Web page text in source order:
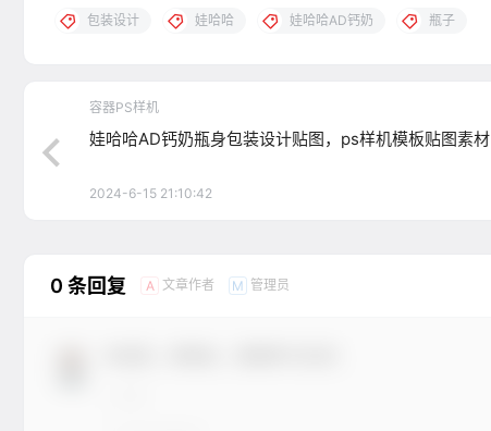
包装设计 娃哈哈 娃哈哈AD钙奶 瓶子
容器PS样机
娃哈哈AD钙奶瓶身包装设计贴图，ps样机模板贴图素材
2024-6-15 21:10:42
0 条回复 A 文章作者 M 管理员